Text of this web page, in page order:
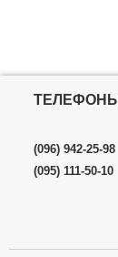
ТЕЛЕФОНЫ
(096) 942-25-98
(095) 111-50-10